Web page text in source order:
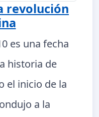
revolución
es una fecha
historia de
el inicio de la
a la